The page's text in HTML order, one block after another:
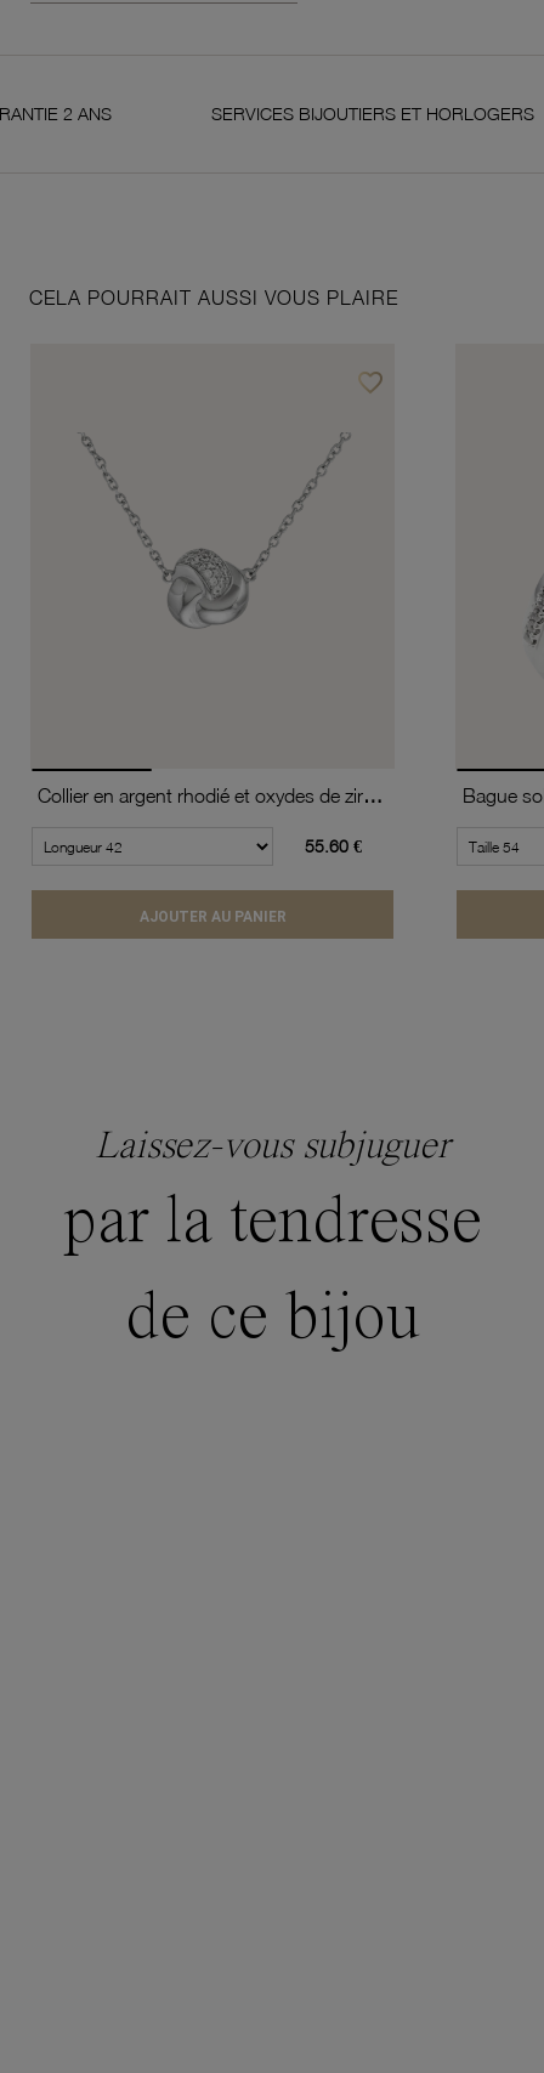
ANS SERVICES BIJOUTIERS ET HORLOGERS
CELA POURRAIT AUSSI VOUS PLAIRE
favorite_borderAjouter à vos favoris
Collier en argent rhodié et oxydes de zirconium
55.60 €
AJOUTER AU PANIER
Laissez-vous subjuguer
par la tendresse
de ce bijou